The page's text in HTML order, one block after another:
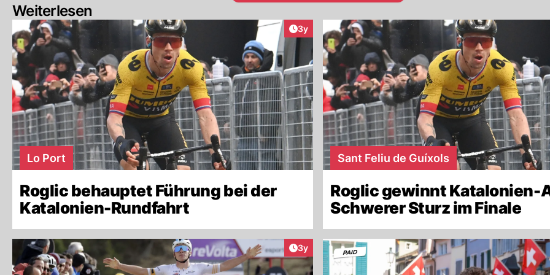
Weiterlesen
Artikel veröffentlicht:
3y
Lo Port
Roglic behauptet Führung bei der
Katalonien-Rundfahrt
Sant Feliu de Guíxols
Roglic gewinnt Katalonien-
Schwerer Sturz im Finale
Artikel veröffentlicht:
3y